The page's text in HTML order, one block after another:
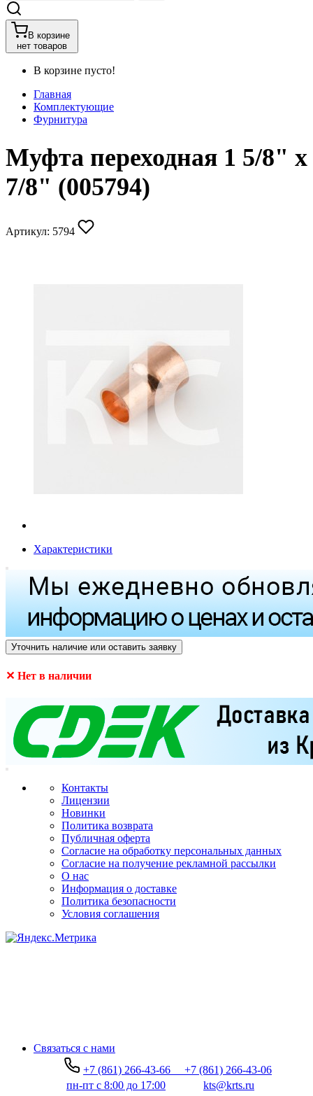
В корзине
нет товаров
В корзине пусто!
Главная
Комплектующие
Фурнитура
Муфта переходная 1 5/8" х
7/8" (005794)
Артикул: 5794
Характеристики
Уточнить наличие или оставить заявку
✕ Нет в наличии
Контакты
Лицензии
Новинки
Политика возврата
Публичная оферта
Согласие на обработку персональных данных
Согласие на получение рекламной рассылки
О нас
Информация о доставке
Политика безопасности
Условия соглашения
Связаться с нами
+7 (861) 266-43-66
+7 (861) 266-43-06
пн-пт с 8:00 до 17:00
kts@krts.ru